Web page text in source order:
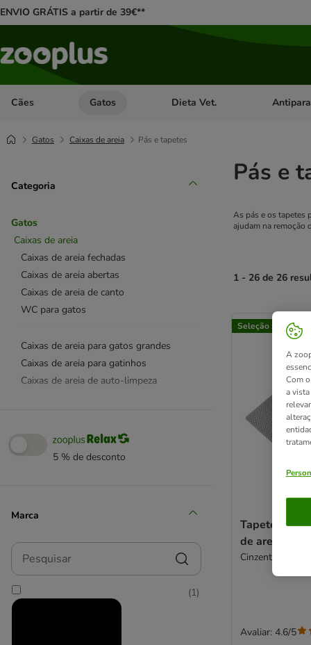
ENVIO GRÁTIS a partir de 39€**
Cães Abrir menu de categoria: Cães
Gatos Abrir menu de categoria: Gatos
Dieta Vet. Abrir
Gatos Caixas de areia Pás e tapetes
Categoria
Gatos
Caixas de areia
Caixas de areia fechadas
Caixas de areia abertas
Caixas de areia de canto
WC para gatos
Caixas de areia para gatos grandes
Caixas de areia para gatinhos
Caixas de areia de auto-limpeza
Caixotes para dejetos
Sacos para caixas de areia
TIAKI
5 % de desconto
Marca
Pesquisar
(1)
Pás e
As pás e os tapetes
ajudam na remoção
1 - 26 de 26
product items
Seleção zooplus
Tapete
de areia
Cinzento, C 77 x
Avaliar: 4.6/5
A
Com
a